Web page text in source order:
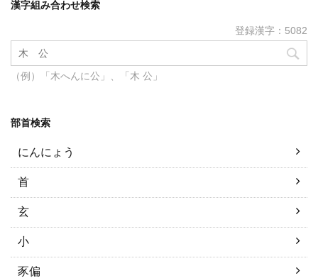
漢字組み合わせ検索
登録漢字：5082
（例）「木へんに公」、「木 公」
部首検索
にんにょう
首
玄
小
豕偏